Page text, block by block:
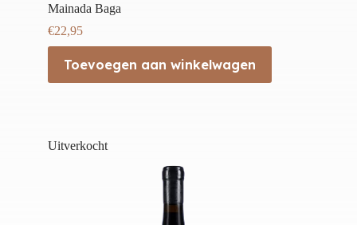
Mainada Baga
€22,95
Toevoegen aan winkelwagen
Uitverkocht